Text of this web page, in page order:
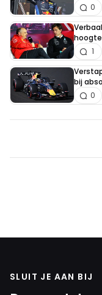
0
1
bij
0
SLUIT JE AAN BIJ